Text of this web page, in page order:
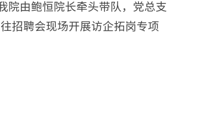
院由鲍恒院长牵头带队，党总支
招聘会现场开展访企拓岗专项